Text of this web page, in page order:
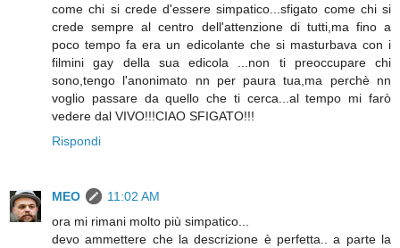
come chi si crede d'essere simpatico...sfigato come chi si
crede sempre al centro dell'attenzione di tutti,ma fino a
poco tempo fa era un edicolante che si masturbava con i
filmini gay della sua edicola ...non ti preoccupare chi
sono,tengo l'anonimato nn per paura tua,ma perchè nn
voglio passare da quello che ti cerca...al tempo mi farò
vedere dal VIVO!!!CIAO SFIGATO!!!
Rispondi
MEO
11:02 AM
ora mi rimani molto più simpatico...
devo ammettere che la descrizione è perfetta.. a parte la